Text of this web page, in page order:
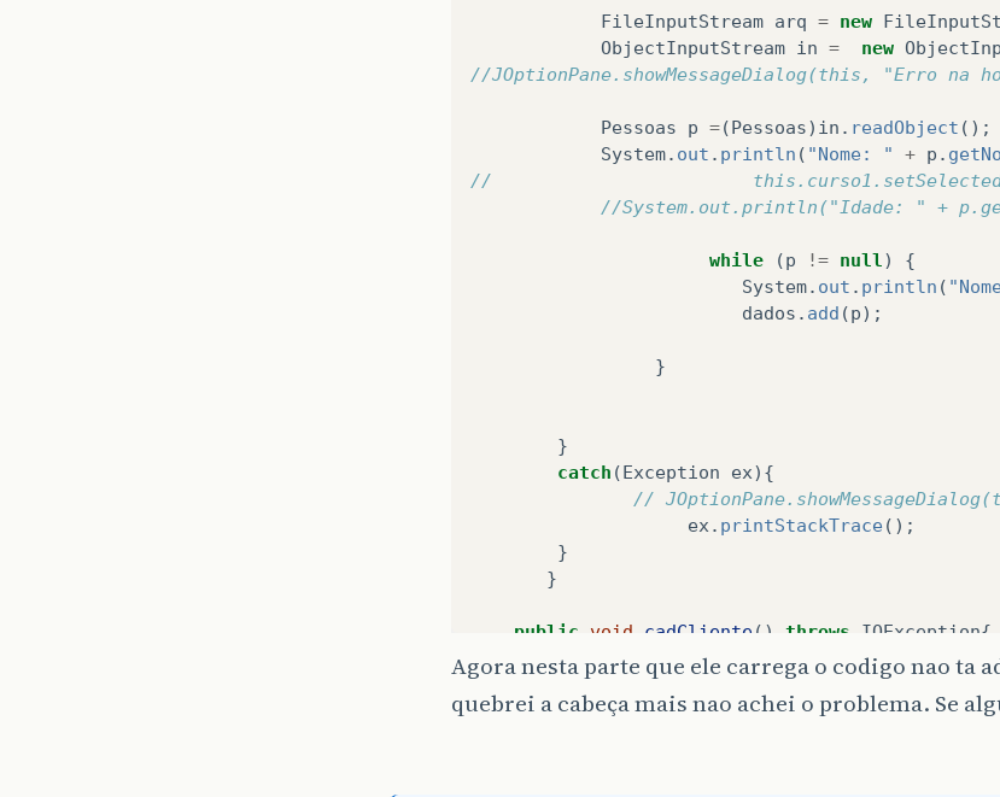
FileInputStream arq = new
ObjectInputStream in = new
//JOptionPane.showMessageDialog(this, "Erro na
Pessoas p =(Pessoas) in . readObject ();
System. out . println ( "Nome: " + p .
//
//System.out.println("Idade: " +
while (p != null )
{
System. out . println (
dados . add (p);
}
}
catch (Exception ex){
//
ex . printStackTrace();
}
}
public void cadCliente () throws IOException{
try
{
Agora nesta parte que ele carrega o codigo nao ta
quebrei a cabeça mais nao achei o problema. Se